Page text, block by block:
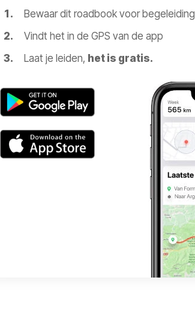
Bewaar dit roadbook voor begeleiding
Vindt het in de GPS van de app
Laat je leiden, het is gratis.